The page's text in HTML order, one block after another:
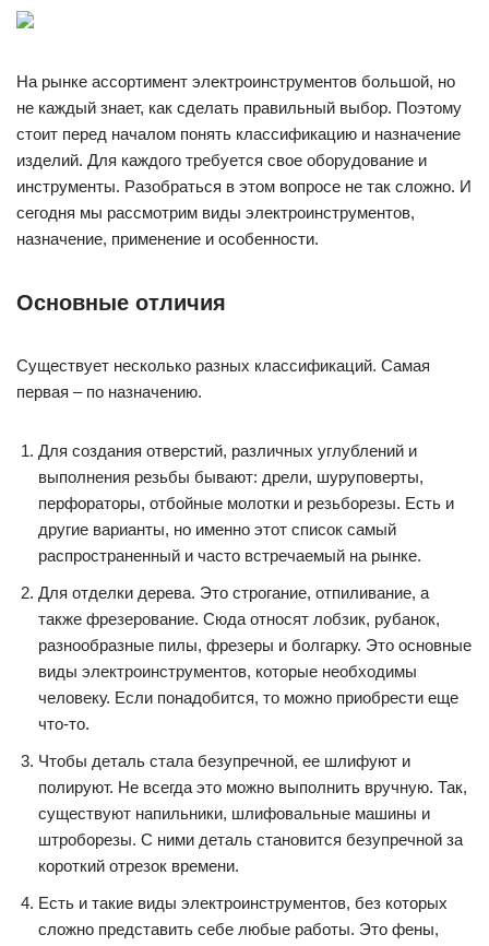
На рынке ассортимент электроинструментов большой, но
не каждый знает, как сделать правильный выбор. Поэтому
стоит перед началом понять классификацию и назначение
изделий. Для каждого требуется свое оборудование и
инструменты. Разобраться в этом вопросе не так сложно. И
сегодня мы рассмотрим виды электроинструментов,
назначение, применение и особенности.
Основные отличия
Существует несколько разных классификаций. Самая
первая – по назначению.
Для создания отверстий, различных углублений и
выполнения резьбы бывают: дрели, шуруповерты,
перфораторы, отбойные молотки и резьборезы. Есть и
другие варианты, но именно этот список самый
распространенный и часто встречаемый на рынке.
Для отделки дерева. Это строгание, отпиливание, а
также фрезерование. Сюда относят лобзик, рубанок,
разнообразные пилы, фрезеры и болгарку. Это основные
виды электроинструментов, которые необходимы
человеку. Если понадобится, то можно приобрести еще
что-то.
Чтобы деталь стала безупречной, ее шлифуют и
полируют. Не всегда это можно выполнить вручную. Так,
существуют напильники, шлифовальные машины и
штроборезы. С ними деталь становится безупречной за
короткий отрезок времени.
Есть и такие виды электроинструментов, без которых
сложно представить себе любые работы. Это фены,